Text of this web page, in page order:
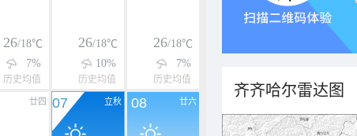
26/18℃
7%
历史均值
26/18℃
10%
历史均值
26/18℃
7%
历史均值
廿四 立秋
07 廿六
08
齐齐哈尔雷达图